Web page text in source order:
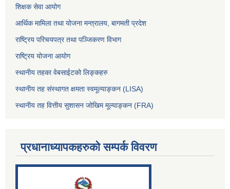
शिक्षक सेवा आयोग
आर्थिक मामिला तथा योजना मन्त्रालय, बागमती प्रदेश
राष्ट्रिय परिचयपत्र तथा पञ्जिकरण विभाग
राष्ट्रिय योजना आयोग
स्थानीय तहका वेबसाईटको लिङ्कहरु
स्थानीय तह संस्थागत क्षमता स्वमूल्याङ्कन (LISA)
स्थानीय तह वित्तीय सुशासन जोखिम मूल्याङ्कन (FRA)
प्रधानाध्यापकहरुको सम्पर्क विवरण